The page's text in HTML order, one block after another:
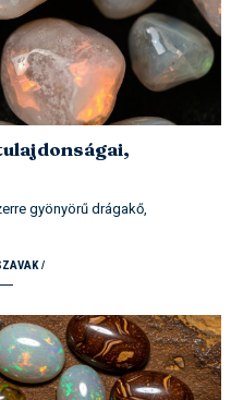
gyönyörű drágakő,